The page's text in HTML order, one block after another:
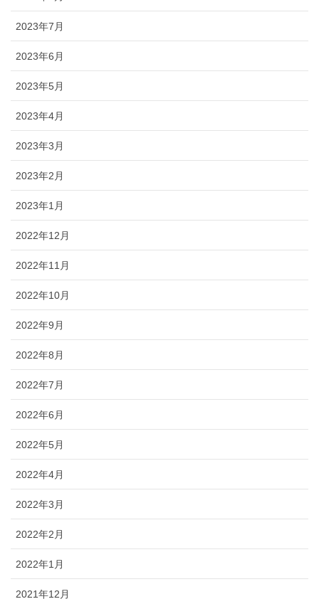
2023年7月
2023年6月
2023年5月
2023年4月
2023年3月
2023年2月
2023年1月
2022年12月
2022年11月
2022年10月
2022年9月
2022年8月
2022年7月
2022年6月
2022年5月
2022年4月
2022年3月
2022年2月
2022年1月
2021年12月